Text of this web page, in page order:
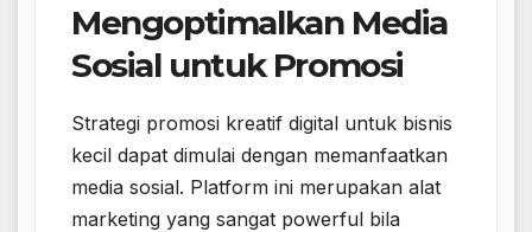
Mengoptimalkan Media
Sosial untuk Promosi
Strategi promosi kreatif digital untuk bisnis
kecil dapat dimulai dengan memanfaatkan
media sosial. Platform ini merupakan alat
marketing yang sangat powerful bila